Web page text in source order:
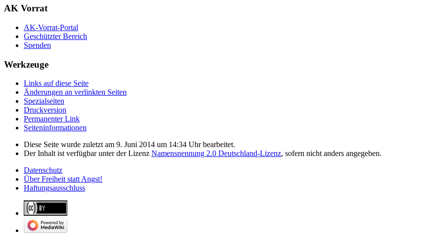
AK Vorrat
AK-Vorrat-Portal
Geschützter Bereich
Spenden
Werkzeuge
Links auf diese Seite
Änderungen an verlinkten Seiten
Spezialseiten
Druckversion
Permanenter Link
Seiten­­informationen
Diese Seite wurde zuletzt am 9. Juni 2014 um 14:34 Uhr bearbeitet.
Der Inhalt ist verfügbar unter der Lizenz Namensnennung 2.0 Deutschland-Lizenz, sofern nicht anders angegeben.
Datenschutz
Über Freiheit statt Angst!
Haftungsausschluss